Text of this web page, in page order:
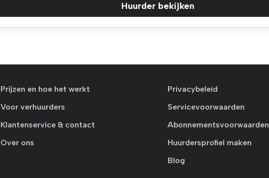
Huurder bekijken
Prijzen en hoe het werkt
Voor verhuurders
Klantenservice & contact
Over ons
Privacybeleid
Servicevoorwaarden
Abonnementsvoorwaarden
Huurdersprofiel maken
Blog